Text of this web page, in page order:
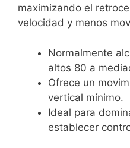
maximizando el
velocidad y menos
Normalmente
altos 80 a
Ofrece un
vertical mínimo.
Ideal para
establecer